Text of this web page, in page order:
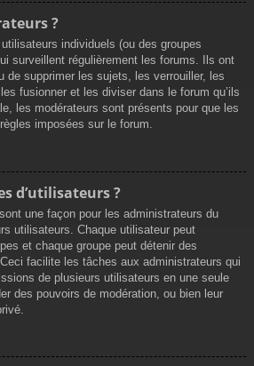
?
individuels (ou des groupes
surveillent régulièrement les forums. Ils ont
de supprimer les sujets, les verrouiller, les
fusionner et les diviser dans le forum qu’ils
les modérateurs sont présents pour que les
imposées sur le forum.
d’utilisateurs ?
une façon pour les administrateurs du
utilisateurs. Chaque utilisateur peut
et chaque groupe peut détenir des
facilite les tâches aux administrateurs qui
de plusieurs utilisateurs en une seule
des pouvoirs de modération, ou bien leur